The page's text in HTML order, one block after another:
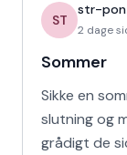
ST
str-
2 dage
Sommer
Sikke en
slutning og
grådigt de